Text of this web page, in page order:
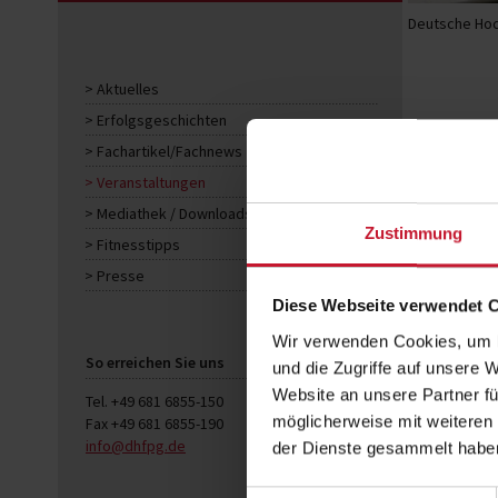
Zustimmung
Diese Webseite verwendet
Wir verwenden Cookies,
und die Zugriffe auf unsere
Website an unsere Partner
möglicherweise mit
der Dienste gesammelt
Aktuelles
Erfolgsgeschichten
Fachartikel/Fachnews
Veranstaltungen
Mediathek / Downloads
Fitnesstipps
Presse
So erreichen Sie uns
Tel. +49 681 6855-150
Fax +49 681 6855-190
info@dhfpg.de
Deutsche